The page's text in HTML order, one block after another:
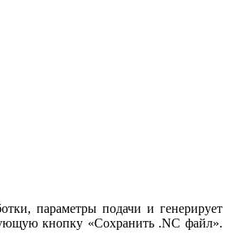
параметры подачи и генерирует
кнопку «Сохранить .NC файл».